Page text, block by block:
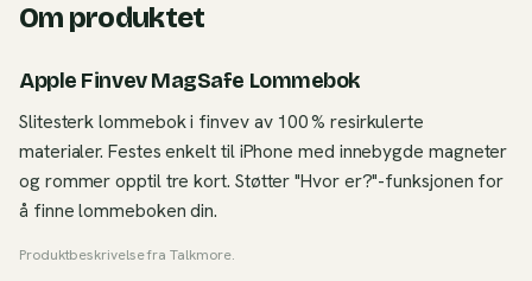
Om produktet
Apple Finvev MagSafe Lommebok
Slitesterk lommebok i finvev av 100 % resirkulerte
materialer. Festes enkelt til iPhone med innebygde magneter
og rommer opptil tre kort. Støtter "Hvor er?"-funksjonen for
å finne lommeboken din.
Produktbeskrivelse fraTalkmore.